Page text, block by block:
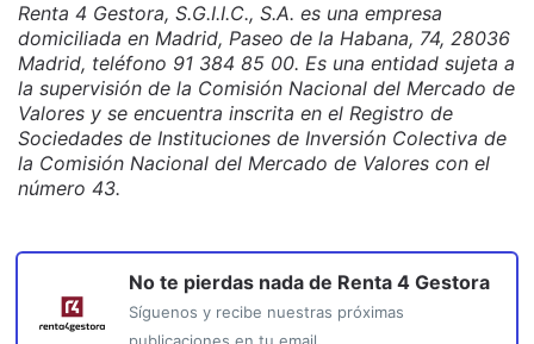
Renta 4 Gestora, S.G.I.I.C., S.A. es una empresa
domiciliada en Madrid, Paseo de la Habana, 74, 28036
Madrid, teléfono 91 384 85 00. Es una entidad sujeta a
la supervisión de la Comisión Nacional del Mercado de
Valores y se encuentra inscrita en el Registro de
Sociedades de Instituciones de Inversión Colectiva de
la Comisión Nacional del Mercado de Valores con el
número 43.
No te pierdas nada de Renta 4 Gestora
Síguenos y recibe nuestras próximas